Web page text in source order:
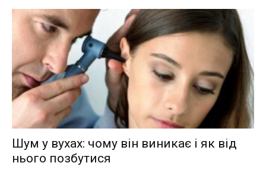
Шум у вухах: чому він виникає і як від
нього позбутися